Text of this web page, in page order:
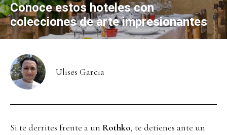
Conoce estos hoteles con
colecciones de arte impresionantes
Ulises Garcia
Si te derrites frente a un Rothko, te detienes ante un